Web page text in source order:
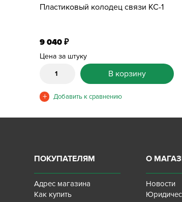
Пластиковый колодец связи КС-1
9 040₽
Цена за штуку
В корзину
ПОКУПАТЕЛЯМ
Адрес магазина
Как купить
О
Новости